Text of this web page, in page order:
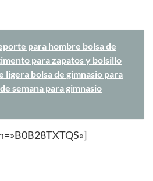
para hombre bolsa de
para zapatos y bolsillo
ligera bolsa de gimnasio para
semana para gimnasio